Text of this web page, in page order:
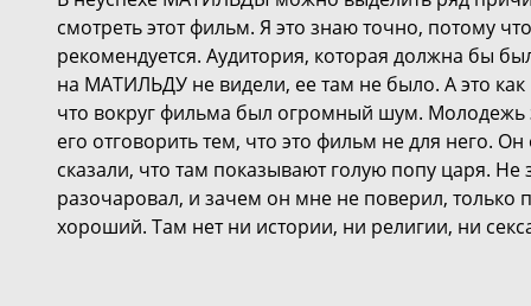
смотреть этот фильм. Я это знаю точно, потому
рекомендуется. Аудитория, которая должна бы
на МАТИЛЬДУ не видели, ее там не было. А это
что вокруг фильма был огромный шум. Молодежь
его отговорить тем, что это фильм не для него.
сказали, что там показывают голую попу царя. Не
разочаровал, и зачем он мне не поверил, только
хороший. Там нет ни истории, ни религии, ни